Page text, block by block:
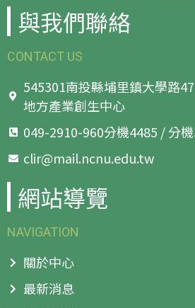
與我們聯絡
CONTACT US
545301南投縣埔里鎮大學路
地方產業創生中心
049-2910-960分機4485 / 分
clir@mail.ncnu.edu.tw
網站導覽
NAVIGATION
關於中心
最新消息